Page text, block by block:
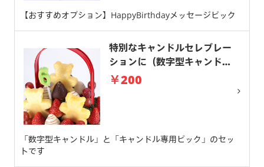
【おすすめオプション】HappyBirthdayメッセージピック
特別なキャンドルセレブレー
ションに（数字型キャンド
ル）
￥200
「数字型キャンドル」と「キャンドル専用ピック」のセッ
トです